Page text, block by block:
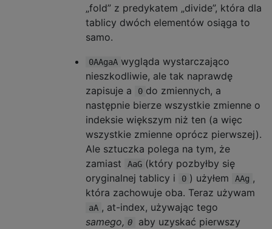
„fold” z predykatem „divide”, która dla
tablicy dwóch elementów osiąga to
samo.
0AAgaA wygląda wystarczająco
nieszkodliwie, ale tak naprawdę
zapisuje a
0 do zmiennych, a
następnie bierze wszystkie zmienne o
indeksie większym niż ten (a więc
wszystkie zmienne oprócz pierwszej).
Ale sztuczka polega na tym, że
zamiast
AaG (który pozbyłby się
oryginalnej tablicy i
0 ) użyłem AAg ,
która zachowuje oba. Teraz używam
aA , at-index, używając tego
samego, 0
aby uzyskać pierwszy